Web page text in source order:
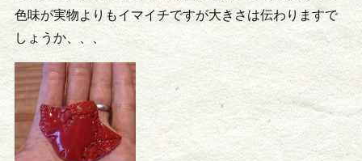
色味が実物よりもイマイチですが大きさは伝わりますで
しょうか、、、